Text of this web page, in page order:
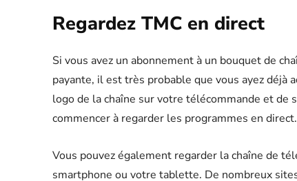
Regardez TMC en direct
Si vous avez un abonnement à un bouquet de
payante, il est très probable que vous ayez déjà
logo de la chaîne sur votre télécommande et de
commencer à regarder les programmes en direct.
Vous pouvez également regarder la chaîne de
smartphone ou votre tablette. De nombreux